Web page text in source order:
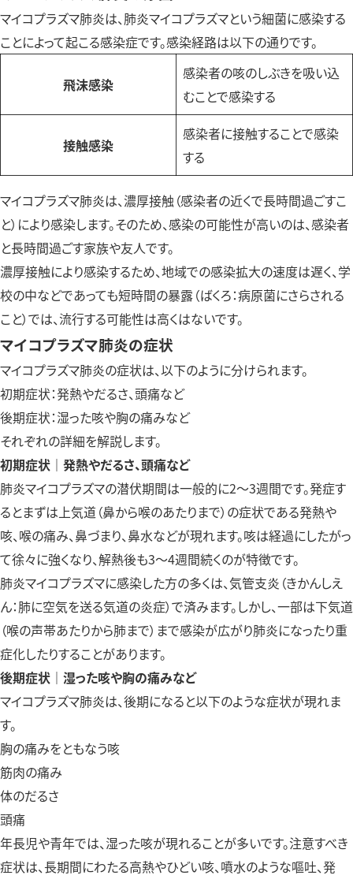
マイコプラズマ肺炎は、肺炎マイコプラズマという細菌に感染する
ことによって起こる感染症です。感染経路は以下の通りです。
飛沫感染
感染者の咳のしぶきを吸い込
むことで感染する
接触感染
感染者に接触することで感染
する
マイコプラズマ肺炎は、濃厚接触（感染者の近くで長時間過ごすこ
と）により感染します。そのため、感染の可能性が高いのは、感染者
と長時間過ごす家族や友人です。
濃厚接触により感染するため、地域での感染拡大の速度は遅く、学
校の中などであっても短時間の暴露（ばくろ：病原菌にさらされる
こと）では、流行する可能性は高くはないです。
マイコプラズマ肺炎の症状
マイコプラズマ肺炎の症状は、以下のように分けられます。
初期症状：発熱やだるさ、頭痛など
後期症状：湿った咳や胸の痛みなど
それぞれの詳細を解説します。
初期症状｜発熱やだるさ、頭痛など
肺炎マイコプラズマの潜伏期間は一般的に2〜3週間です。発症す
るとまずは上気道（鼻から喉のあたりまで）の症状である発熱や
咳、喉の痛み、鼻づまり、鼻水などが現れます。咳は経過にしたがっ
て徐々に強くなり、解熱後も3〜4週間続くのが特徴です。
肺炎マイコプラズマに感染した方の多くは、気管支炎（きかんしえ
ん：肺に空気を送る気道の炎症）で済みます。しかし、一部は下気道
（喉の声帯あたりから肺まで）まで感染が広がり肺炎になったり重
症化したりすることがあります。
後期症状｜湿った咳や胸の痛みなど
マイコプラズマ肺炎は、後期になると以下のような症状が現れま
す。
胸の痛みをともなう咳
筋肉の痛み
体のだるさ
頭痛
年長児や青年では、湿った咳が現れることが多いです。注意すべき
症状は、長期間にわたる高熱やひどい咳、噴水のような嘔吐、発